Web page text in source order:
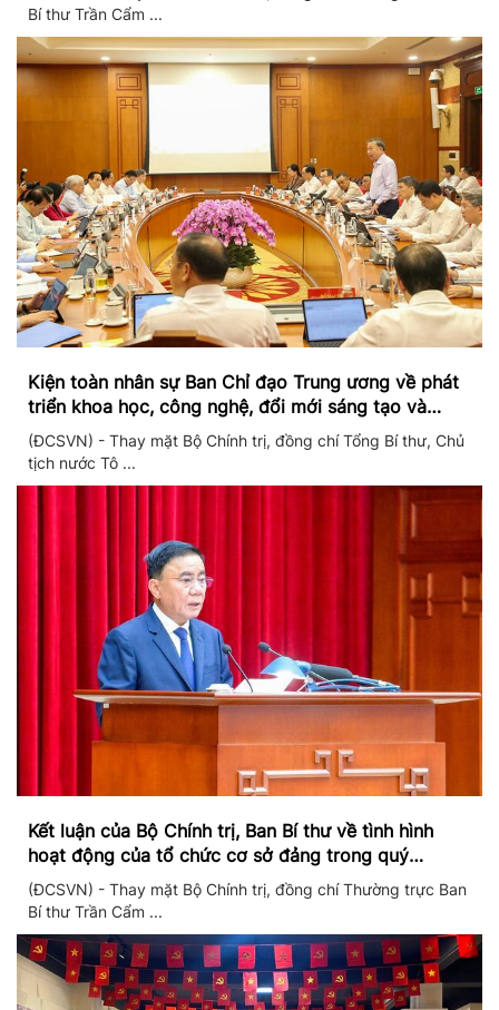
Bí thư Trần Cẩm ...
Kiện toàn nhân sự Ban Chỉ đạo Trung ương về phát
triển khoa học, công nghệ, đổi mới sáng tạo và
chuyển đổi số
(ĐCSVN) - Thay mặt Bộ Chính trị, đồng chí Tổng Bí thư, Chủ
tịch nước Tô ...
Kết luận của Bộ Chính trị, Ban Bí thư về tình hình
hoạt động của tổ chức cơ sở đảng trong quý
II/2026
(ĐCSVN) - Thay mặt Bộ Chính trị, đồng chí Thường trực Ban
Bí thư Trần Cẩm ...